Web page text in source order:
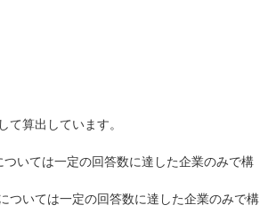
算出しています。
いては一定の回答数に達した企業のみで構
ついては一定の回答数に達した企業のみで構